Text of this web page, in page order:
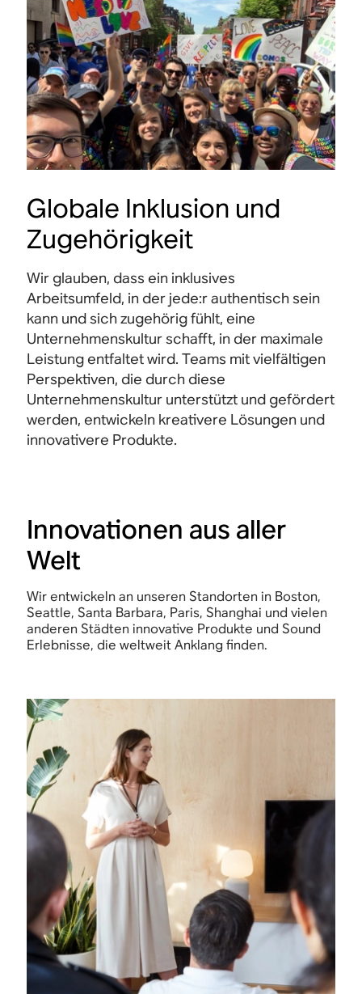
Globale Inklusion und
Zugehörigkeit
Wir glauben, dass ein inklusives
Arbeitsumfeld, in der jede:r authentisch sein
kann und sich zugehörig fühlt, eine
Unternehmenskultur schafft, in der maximale
Leistung entfaltet wird. Teams mit vielfältigen
Perspektiven, die durch diese
Unternehmenskultur unterstützt und gefördert
werden, entwickeln kreativere Lösungen und
innovativere Produkte.
Innovationen aus aller
Welt
Wir entwickeln an unseren Standorten in Boston,
Seattle, Santa Barbara, Paris, Shanghai und vielen
anderen Städten innovative Produkte und Sound
Erlebnisse, die weltweit Anklang finden.